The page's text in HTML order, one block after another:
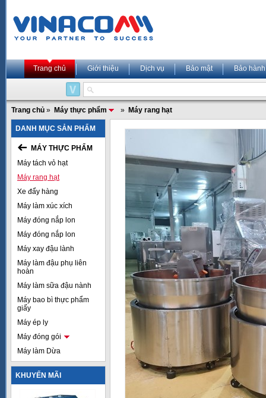
Trang chủ Giới thiệu Dịch vụ Bảo mật Bảo hành
Trang chủ » Máy thực phẩm » Máy rang hạt
DANH MỤC SẢN PHẨM
MÁY THỰC PHẨM
Máy tách vỏ hạt
Máy rang hạt
Xe đẩy hàng
Máy làm xúc xích
Máy đóng nắp lon
Máy đóng nắp lon
Máy xay đậu lành
Máy làm đậu phụ liên
hoàn
Máy làm sữa đậu nành
Máy bao bì thực phẩm
giấy
Máy ép ly
Máy đóng gói
Máy làm Dừa
KHUYẾN MÃI